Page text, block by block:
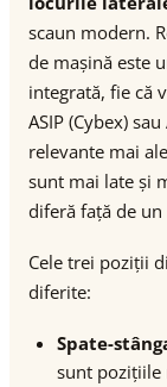
scaun modern.
de mașină este
integrată, fie că
ASIP (Cybex)
relevante mai
sunt mai late și
diferă față de un
Cele trei poziții
diferite:
Spate-
sunt pozițiile